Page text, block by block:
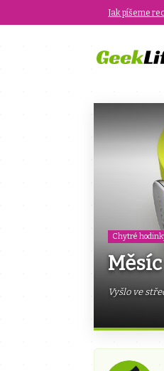
Jak píšeme
Chytré
Vyšlo ve